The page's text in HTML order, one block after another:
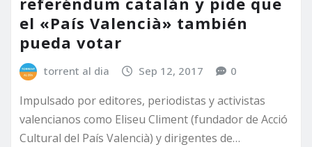
el «País Valencià» también
pueda votar
torrent al dia Sep 12, 2017 0
Impulsado por editores, periodistas y activistas
valencianos como Eliseu Climent (fundador de Acció
Cultural del País Valencià) y dirigentes de…